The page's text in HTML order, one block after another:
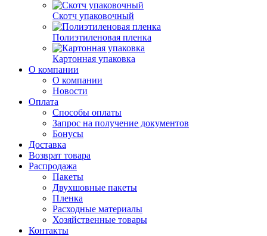
Скотч упаковочный
Полиэтиленовая пленка
Картонная упаковка
О компании
О компании
Новости
Оплата
Способы оплаты
Запрос на получение документов
Бонусы
Доставка
Возврат товара
Распродажа
Пакеты
Двухшовные пакеты
Пленка
Расходные материалы
Хозяйственные товары
Контакты